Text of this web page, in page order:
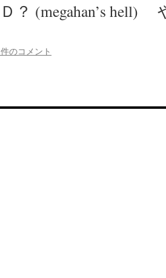
の
み
た
の
？ (megahan’s
のコメント